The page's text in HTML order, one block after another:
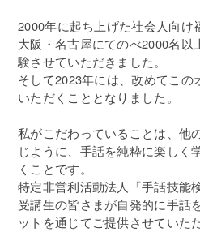
2000年に起ち上げた社会人向け
大阪・名古屋にてのべ2000名
験させていただきました。
そして2023年には、改めてこの
いただくこととなりました。
私がこだわっていることは、他
じように、手話を純粋に楽しく
くことです。
特定非営利活動法人「手話技能
受講生の皆さまが自発的に手話
ットを通じてご提供させていた